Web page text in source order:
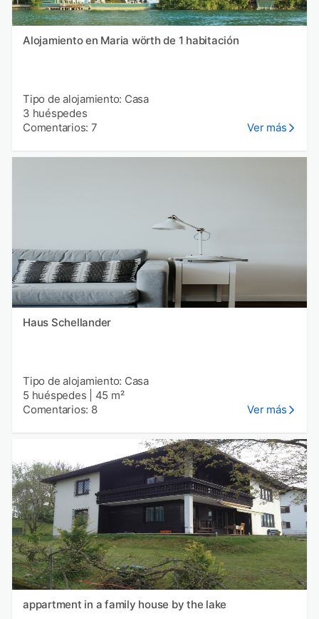
Alojamiento en Maria wörth de 1 habitación
Tipo de alojamiento: Casa
3 huéspedes
Comentarios: 7
Ver más
Haus Schellander
Tipo de alojamiento: Casa
5 huéspedes
45 m²
Comentarios: 8
Ver más
appartment in a family house by the lake